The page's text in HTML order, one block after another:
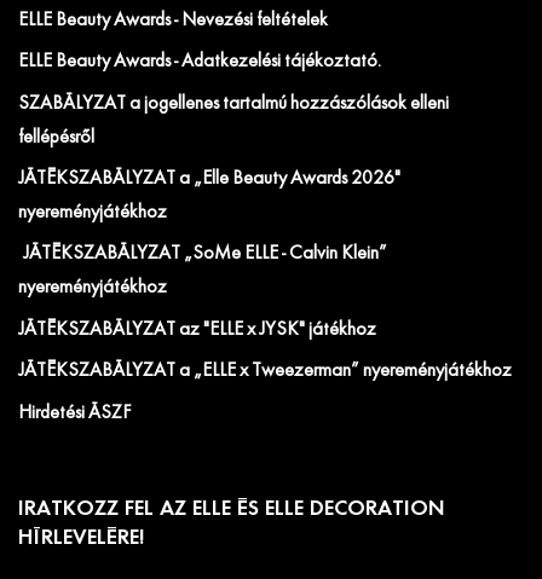
ELLE Beauty Awards - Nevezési feltételek
ELLE Beauty Awards - Adatkezelési tájékoztató.
SZABÁLYZAT a jogellenes tartalmú hozzászólások elleni
fellépésről
JÁTÉKSZABÁLYZAT a „Elle Beauty Awards 2026"
nyereményjátékhoz
JÁTÉKSZABÁLYZAT „SoMe ELLE - Calvin Klein”
nyereményjátékhoz
JÁTÉKSZABÁLYZAT az "ELLE x JYSK" játékhoz
JÁTÉKSZABÁLYZAT a „ELLE x Tweezerman” nyereményjátékhoz
Hirdetési ÁSZF
IRATKOZZ FEL AZ ELLE ÉS ELLE DECORATION
HÍRLEVELÉRE!